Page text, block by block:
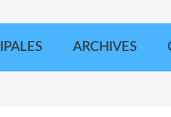
ARCHIVES